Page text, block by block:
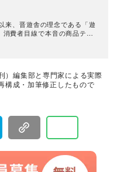
ストを手がける。日用雑貨
方法の妥当性を担保しつ
が分かるビジュアル性を伴う
はプラモデル作り。
来、晋遊舎の理念である「遊
費者目線で本音の商品テス
の」と「お役立ち情報」を厳
長・高橋咲彩を中心に、11
）編集部と専門家による実際
構成・加筆修正したもので